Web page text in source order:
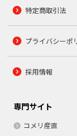
特定商取引法
プライバシーポ
採用情報
専門サイト
コメリ産直